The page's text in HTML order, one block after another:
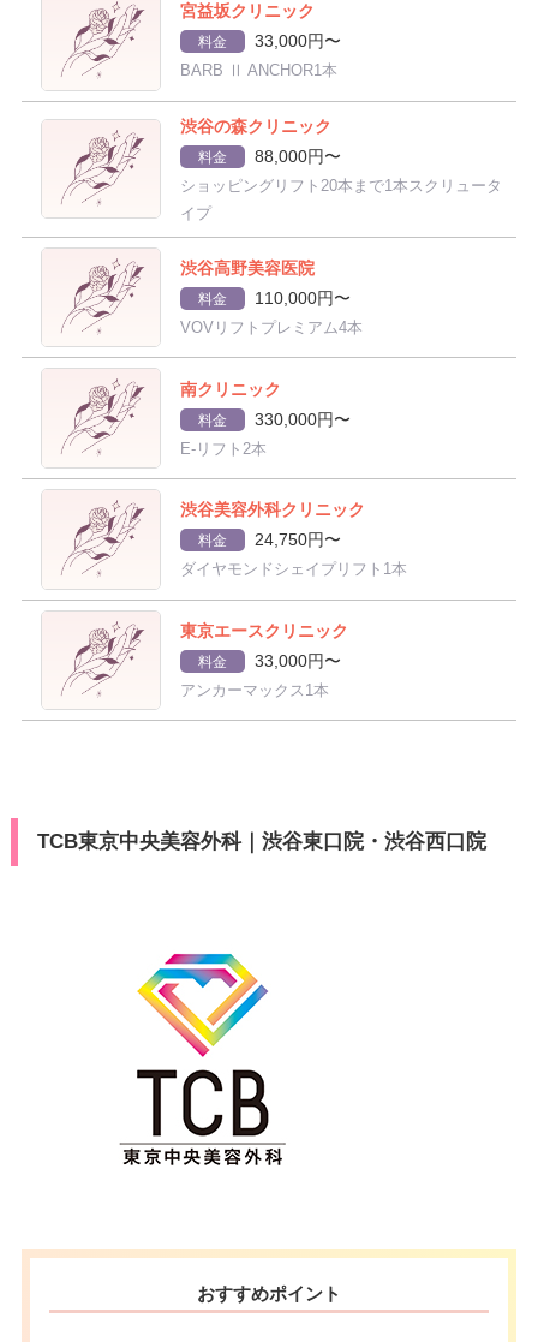
宮益坂クリニック
料金 33,000円〜
BARB Ⅱ ANCHOR1本
渋谷の森クリニック
料金 88,000円〜
ショッピングリフト20本まで1本スクリュータ
イプ
渋谷高野美容医院
料金 110,000円〜
VOVリフトプレミアム4本
南クリニック
料金 330,000円〜
E-リフト2本
渋谷美容外科クリニック
料金 24,750円〜
ダイヤモンドシェイプリフト1本
東京エースクリニック
料金 33,000円〜
アンカーマックス1本
TCB東京中央美容外科｜渋谷東口院・渋谷西口院
おすすめポイント